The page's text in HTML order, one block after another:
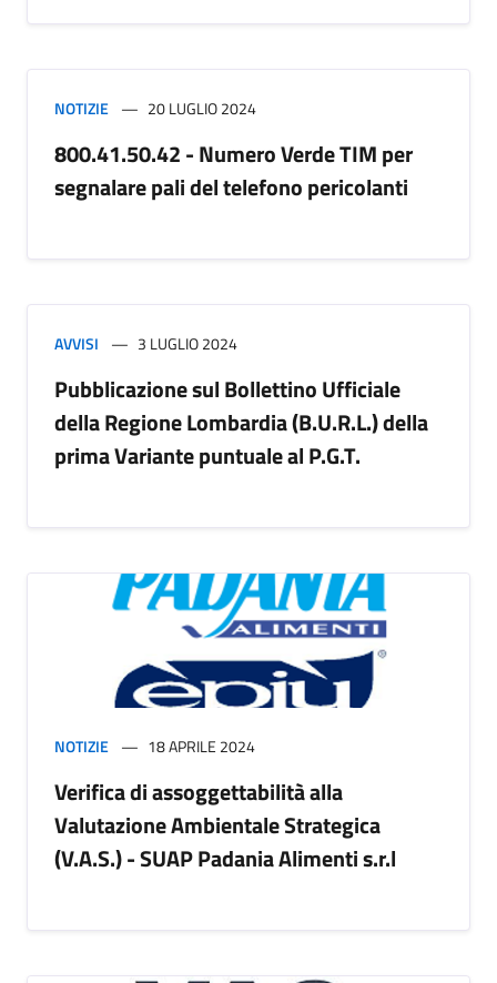
NOTIZIE 20 LUGLIO 2024
800.41.50.42 - Numero Verde TIM per
segnalare pali del telefono pericolanti
AVVISI 3 LUGLIO 2024
Pubblicazione sul Bollettino Ufficiale
della Regione Lombardia (B.U.R.L.) della
prima Variante puntuale al P.G.T.
NOTIZIE 18 APRILE 2024
Verifica di assoggettabilità alla
Valutazione Ambientale Strategica
(V.A.S.) - SUAP Padania Alimenti s.r.l